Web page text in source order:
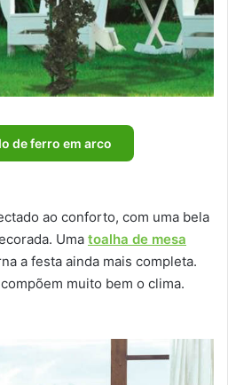
de ferro em arco
ao conforto, com uma bela
Uma toalha de mesa
a festa ainda mais completa.
muito bem o clima.